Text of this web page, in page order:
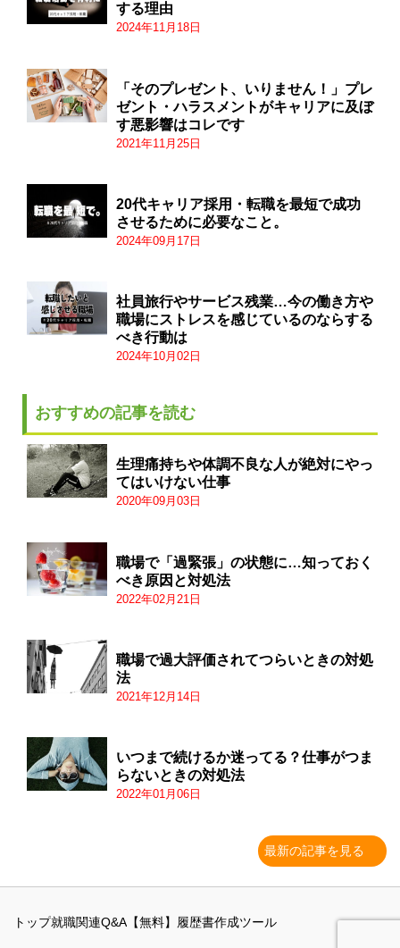
する理由
2024年11月18日
「そのプレゼント、いりません！」プレ
ゼント・ハラスメントがキャリアに及ぼ
す悪影響はコレです
2021年11月25日
20代キャリア採用・転職を最短で成功
させるために必要なこと。
2024年09月17日
社員旅行やサービス残業…今の働き方や
職場にストレスを感じているのならする
べき行動は
2024年10月02日
おすすめの記事を読む
生理痛持ちや体調不良な人が絶対にやっ
てはいけない仕事
2020年09月03日
職場で「過緊張」の状態に…知っておく
べき原因と対処法
2022年02月21日
職場で過大評価されてつらいときの対処
法
2021年12月14日
いつまで続けるか迷ってる？仕事がつま
らないときの対処法
2022年01月06日
最新の記事を見る
トップ就職関連Q&A 【無料】履歴書作成ツール